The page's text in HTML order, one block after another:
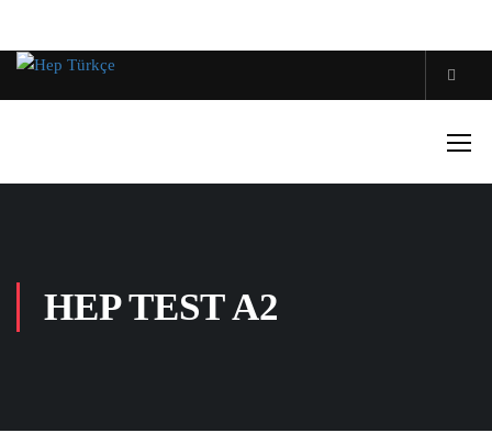
HEP TEST A2